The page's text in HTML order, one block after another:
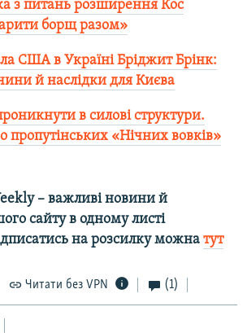
з питань розширення Кос
борщ разом»
США в Україні Бріджит Брінк:
й наслідки для Києва
в силові структури.
пропутінських «Нічних вовків»
– важливі новини й
сайту в одному листі
на розсилку можна тут
Читати без VPN (1)